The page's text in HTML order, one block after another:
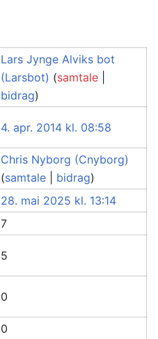
Lars Jynge Alviks bot
(Larsbot) (samtale
bidrag)
4. apr. 2014 kl. 08:58
Chris Nyborg (Cnyborg)
(samtale bidrag)
28. mai 2025 kl. 13:14
7
5
0
0